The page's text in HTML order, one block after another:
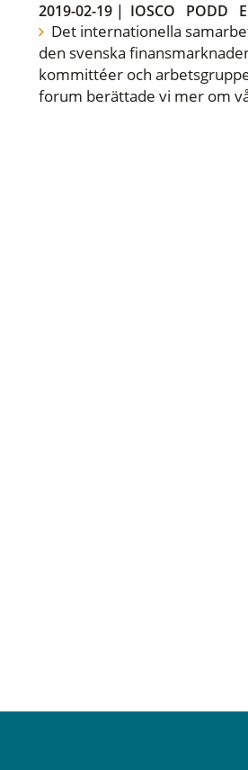
2019-02-19| IOSCO PODD
Det internationella
den svenska
kommittéer och
forum berättade vi mer om